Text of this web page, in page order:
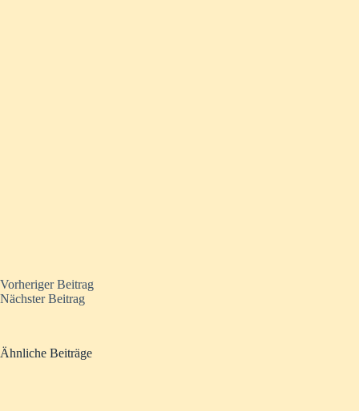
VorherigerBeitrag
NächsterBeitrag
Ähnliche Beiträge